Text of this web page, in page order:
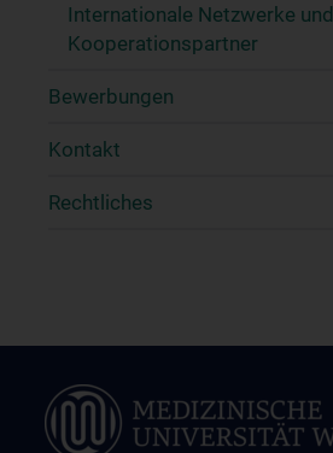
Internationale Netzwerke und
Kooperationspartner
Bewerbungen
Kontakt
Rechtliches